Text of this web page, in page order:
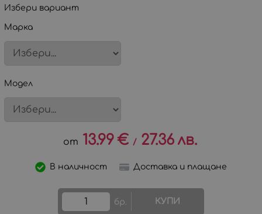
Избери вариант
Марка
Модел
13.99€ / 27.36 лв.
В наличност Доставка и плащане
бр. КУПИ